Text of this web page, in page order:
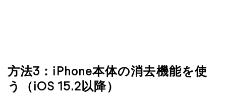
方法3：iPhone本体の消去機能を使
う（iOS 15.2以降）